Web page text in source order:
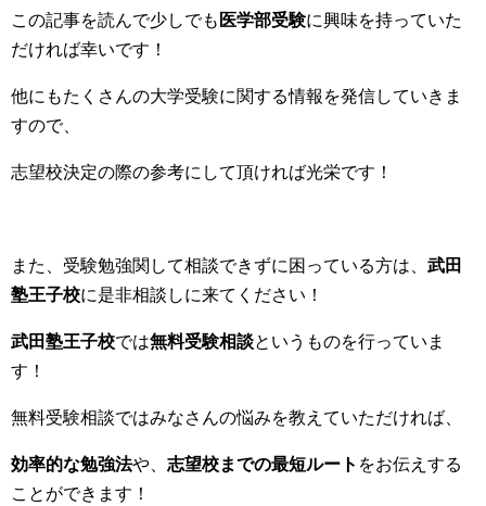
この記事を読んで少しでも 医学部受験に興味を持っていた
だければ幸いです！
他にもたくさんの大学受験に関する情報を発信していきま
すので、
志望校決定の際の参考にして頂ければ光栄です！
また、受験勉強関して相談できずに困っている方は、 武田
塾王子校に是非相談しに来てください！
武田塾王子校では無料受験相談というものを行っていま
す！
無料受験相談ではみなさんの悩みを教えていただければ、
効率的な勉強法や、 志望校までの最短ルート をお伝えする
ことができます！